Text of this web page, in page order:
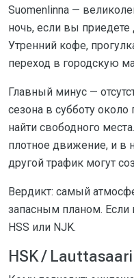
Suomenlinna —
ночь, если вы приедете
Утренний кофе,
переход в городскую
Главный минус —
сезона в субботу
найти свободного
плотное движение, и в
другой трафик могут
Вердикт: самый
запасным планом. Если
HSS или NJK.
HSK / Lauttasaari